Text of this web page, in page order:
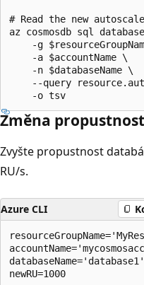
# Read the new
az cosmosdb sql
-g
    -a $accountName \
    -n $databaseName \
--query
Změna
Zvyšte propustnost
RU/s.
Azure CLI
databaseName='database1'
newRU=1000